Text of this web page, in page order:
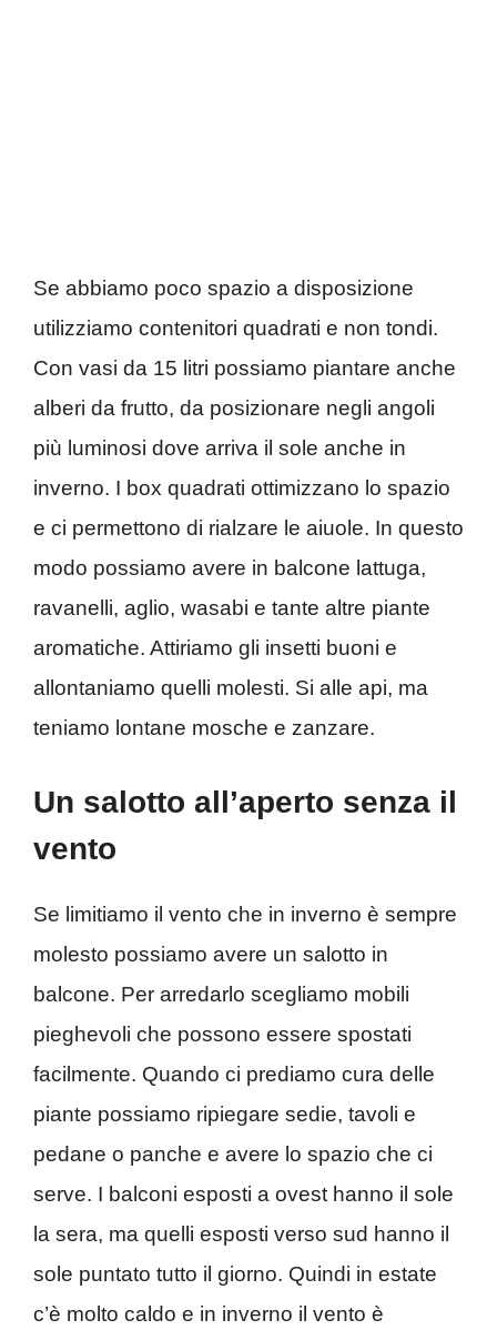
Se abbiamo poco spazio a disposizione
utilizziamo contenitori quadrati e non tondi.
Con vasi da 15 litri possiamo piantare anche
alberi da frutto, da posizionare negli angoli
più luminosi dove arriva il sole anche in
inverno. I box quadrati ottimizzano lo spazio
e ci permettono di rialzare le aiuole. In questo
modo possiamo avere in balcone lattuga,
ravanelli, aglio, wasabi e tante altre piante
aromatiche. Attiriamo gli insetti buoni e
allontaniamo quelli molesti. Si alle api, ma
teniamo lontane mosche e zanzare.
Un salotto all’aperto senza il
vento
Se limitiamo il vento che in inverno è sempre
molesto possiamo avere un salotto in
balcone. Per arredarlo scegliamo mobili
pieghevoli che possono essere spostati
facilmente. Quando ci prediamo cura delle
piante possiamo ripiegare sedie, tavoli e
pedane o panche e avere lo spazio che ci
serve. I balconi esposti a ovest hanno il sole
la sera, ma quelli esposti verso sud hanno il
sole puntato tutto il giorno. Quindi in estate
c’è molto caldo e in inverno il vento è